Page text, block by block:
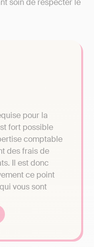
soin de respecter le
pour la
fort possible
comptable
des frais de
Il est donc
ce point
vous sont